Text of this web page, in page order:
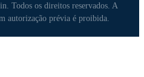
Todos os direitos reservados. A
autorização prévia é proibida.